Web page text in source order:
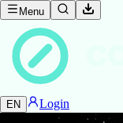
Menu
EN Login